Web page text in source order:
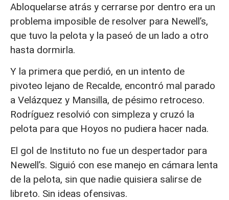
Abloquelarse atrás y cerrarse por dentro era un
problema imposible de resolver para Newell’s,
que tuvo la pelota y la paseó de un lado a otro
hasta dormirla.
Y la primera que perdió, en un intento de
pivoteo lejano de Recalde, encontró mal parado
a Velázquez y Mansilla, de pésimo retroceso.
Rodríguez resolvió con simpleza y cruzó la
pelota para que Hoyos no pudiera hacer nada.
El gol de Instituto no fue un despertador para
Newell’s. Siguió con ese manejo en cámara lenta
de la pelota, sin que nadie quisiera salirse de
libreto. Sin ideas ofensivas.